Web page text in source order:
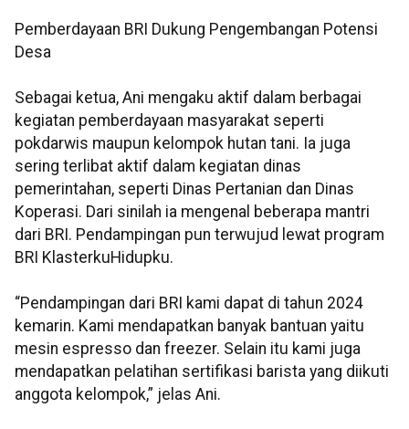
Pemberdayaan BRI Dukung Pengembangan Potensi
Desa
Sebagai ketua, Ani mengaku aktif dalam berbagai
kegiatan pemberdayaan masyarakat seperti
pokdarwis maupun kelompok hutan tani. Ia juga
sering terlibat aktif dalam kegiatan dinas
pemerintahan, seperti Dinas Pertanian dan Dinas
Koperasi. Dari sinilah ia mengenal beberapa mantri
dari BRI. Pendampingan pun terwujud lewat program
BRI KlasterkuHidupku.
“Pendampingan dari BRI kami dapat di tahun 2024
kemarin. Kami mendapatkan banyak bantuan yaitu
mesin espresso dan freezer. Selain itu kami juga
mendapatkan pelatihan sertifikasi barista yang diikuti
anggota kelompok,” jelas Ani.